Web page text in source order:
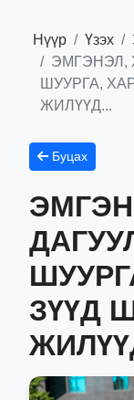
Нүүр Үзэх
ЭМГЭНЭЛ,
ШУУРГА,
ЖИЛҮҮД...
Буцах
ЗҮҮД